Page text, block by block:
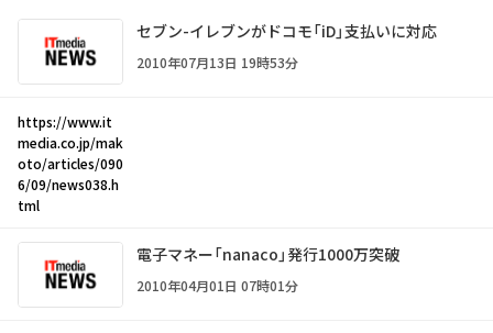
セブン-イレブンがドコモ「iD」支払いに対応
2010年07月13日 19時53分
https://www.it
media.co.jp/mak
oto/articles/090
6/09/news038.h
tml
電子マネー「nanaco」発行1000万突破
2010年04月01日 07時01分